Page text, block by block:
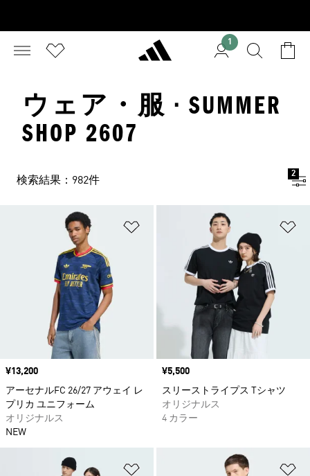
1
ウェア・服 · SUMMER
SHOP 2607
検索結果：982件
2
ほしいものリストに追加
価格
¥13,200
アーセナルFC 26/27 アウェイ レ
プリカ ユニフォーム
オリジナルス
NEW
価格
¥5,500
スリーストライプス Tシャツ
オリジナルス
4 カラー
ほしいものリストに追加